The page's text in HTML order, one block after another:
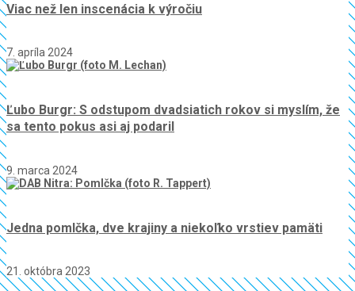
Viac než len inscenácia k výročiu
7. apríla 2024
Ľubo Burgr: S odstupom dvadsiatich rokov si myslím, že
sa tento pokus asi aj podaril
9. marca 2024
Jedna pomlčka, dve krajiny a niekoľko vrstiev pamäti
21. októbra 2023